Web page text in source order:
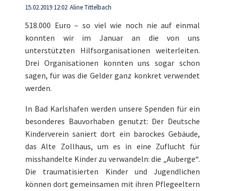
15.02.2019 12:02 Aline Tittelbach
518.000 Euro – so viel wie noch nie auf einmal
konnten wir im Januar an die von uns
unterstützten Hilfsorganisationen weiterleiten.
Drei Organisationen konnten uns sogar schon
sagen, für was die Gelder ganz konkret verwendet
werden.
In Bad Karlshafen werden unsere Spenden für ein
besonderes Bauvorhaben genutzt: Der Deutsche
Kinderverein saniert dort ein barockes Gebäude,
das Alte Zollhaus, um es in eine Zuflucht für
misshandelte Kinder zu verwandeln: die „Auberge“.
Die traumatisierten Kinder und Jugendlichen
können dort gemeinsamen mit ihren Pflegeeltern